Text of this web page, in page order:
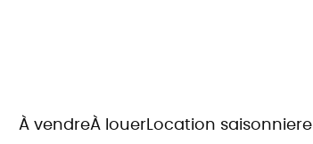
À vendreÀ louerLocation saisonniere